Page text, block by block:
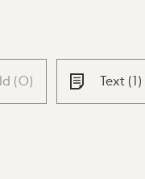
(0) Text (1)